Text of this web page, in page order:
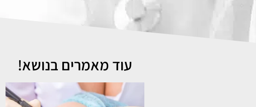
עוד מאמרים בנושא!